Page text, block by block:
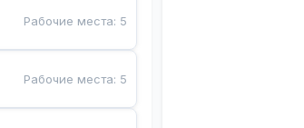
Рабочие места: 5
Рабочие места: 5